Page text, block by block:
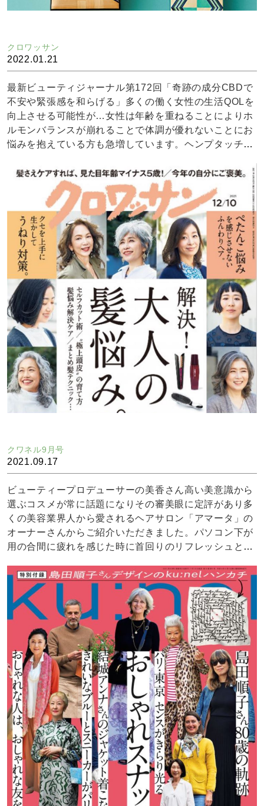
クロワッサン
2022.01.21
最新ビューティジャーナル第172回「奇跡の成分CBDで
不安や緊張感を和らげる」多くの働く女性の生活QOLを
向上させる可能性が…女性は年齢を重ねることによりホ
ルモンバランスが崩れることで体調が優れないことにお
悩みを抱えている方も急増しています。ヘンプタッチの
役立つアイテムです。是非この機会にお試しください。
クワネル9月号
2021.09.17
ビューティープロデューサーの美香さん高い美意識から
選ぶコスメが常に話題になりその審美眼に定評があり多
くの美容業界人から愛されるヘアサロン「アマータ」の
オーナーさんからご紹介いただきました。パソコン下が
用の合間に疲れを感じた時に首回りのリフレッシュと睡
用することでさらなる体感値を演出してくれるヘンプメ
ッズのCBDロールオンの体感値は！？漢方を専攻してい
た中国系アメリカ人が開発に携わり漢方に用いられる成
分が多く配合されているのも特徴。